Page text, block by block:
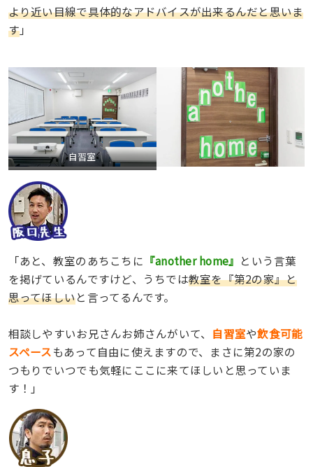
より近い目線で具体的なアドバイスが出来るんだと思いま
す」
自習室
「あと、教室のあちこちに 『another home』 という言葉
を掲げているんですけど、うちでは教室を『第2の家』と
思ってほしいと言ってるんです。
相談しやすいお兄さんお姉さんがいて、 自習室や飲食可能
スペースもあって自由に使えますので、まさに第2の家の
つもりでいつでも気軽にここに来てほしいと思っていま
す！」